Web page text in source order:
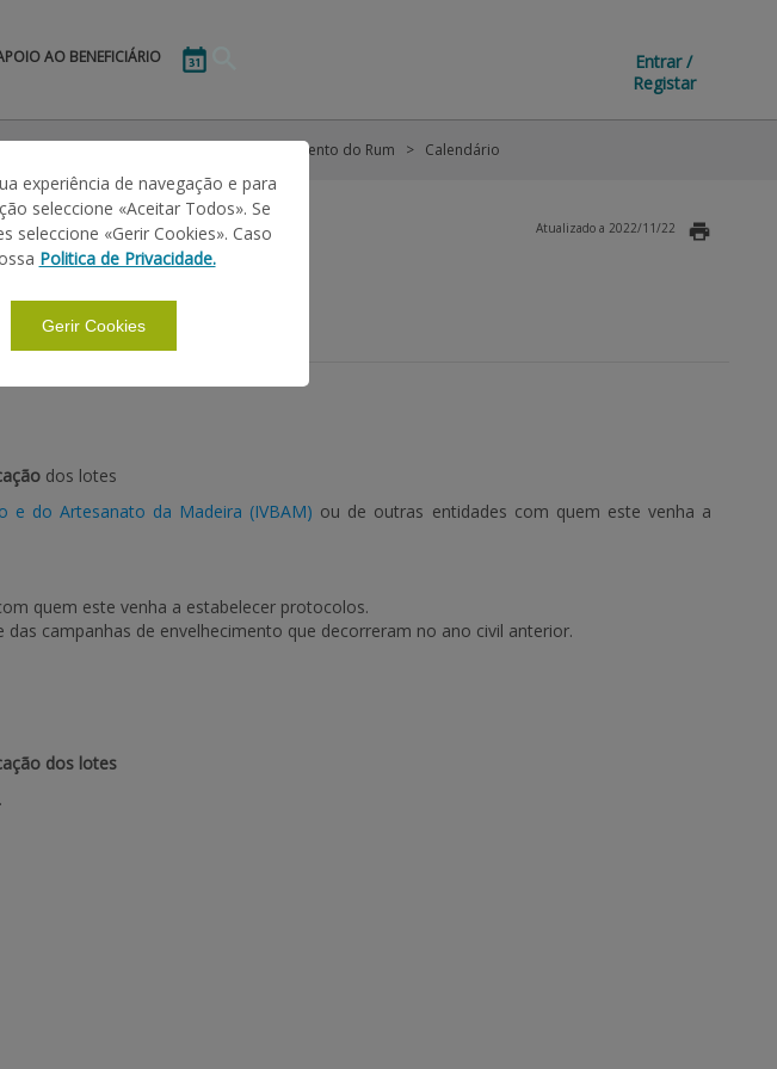
AO BENEFICIÁRIO
Entrar /
Registar
Envelhecimento do Rum Calendário
| LEGISLAÇÃO
Atualizado a 2022/11/22
dos lotes
e do Artesanato da Madeira (IVBAM) ou de outras entidades com quem este venha a
quem este venha a estabelecer protocolos.
campanhas de envelhecimento que decorreram no ano civil anterior.
dos lotes
experiência de navegação e para
seleccione «Aceitar Todos». Se
seleccione «Gerir Cookies». Caso
Politica de Privacidade.
Gerir Cookies